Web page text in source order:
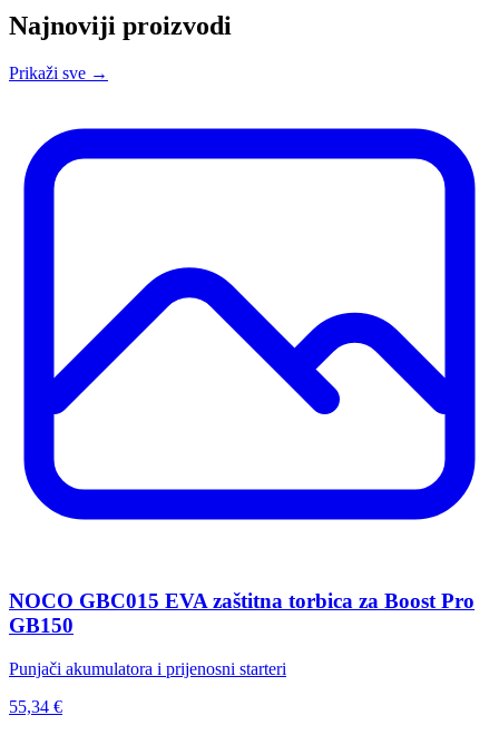
Najnoviji proizvodi
Prikaži sve →
NOCO GBC015 EVA zaštitna torbica za Boost Pro
GB150
Punjači akumulatora i prijenosni starteri
55,34 €